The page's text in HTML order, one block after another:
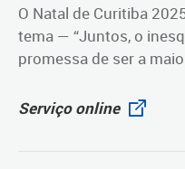
O Natal de Curitiba
tema — “Juntos, o
promessa de ser a
Serviço online